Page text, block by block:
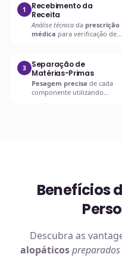
1
Recebimento da
Receita
Análise técnica da prescrição
médica para verificação de
3
Separação de
Matérias-Primas
Pesagem precisa de cada
componente utilizando
Benefícios
Descubra as
alopáticos